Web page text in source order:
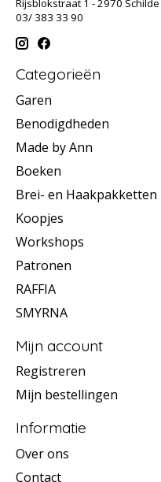
Rijsblokstraat 1 - 2970 Schilde
03/ 383 33 90
Categorieën
Garen
Benodigdheden
Made by Ann
Boeken
Brei- en Haakpakketten
Koopjes
Workshops
Patronen
RAFFIA
SMYRNA
Mijn account
Registreren
Mijn bestellingen
Informatie
Over ons
Contact